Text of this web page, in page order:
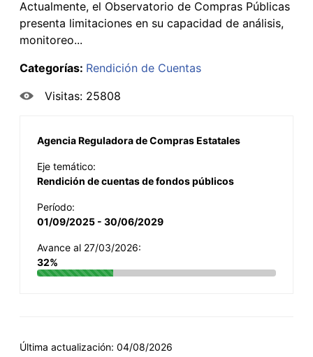
Actualmente, el Observatorio de Compras Públicas
presenta limitaciones en su capacidad de análisis,
monitoreo...
Categorías: Rendición de Cuentas
Visitas: 25808
Agencia Reguladora de Compras Estatales
Eje temático:
Rendición de cuentas de fondos públicos
Período:
01/09/2025 - 30/06/2029
Avance al 27/03/2026:
32%
Última actualización: 04/08/2026